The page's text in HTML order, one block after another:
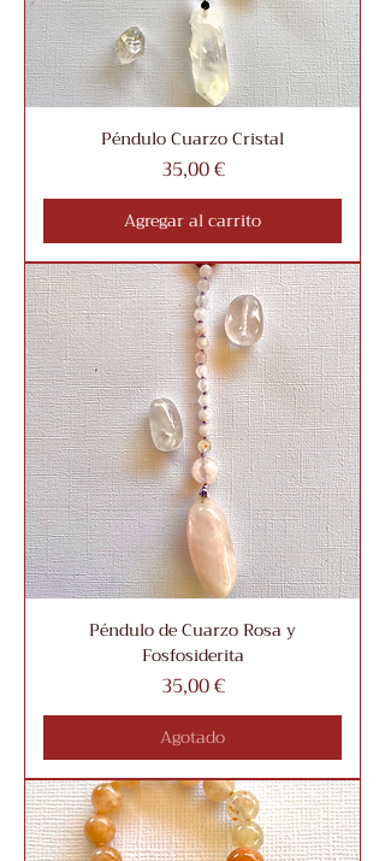
Péndulo Cuarzo Cristal
Precio
35,00 €
Agregar al carrito
Péndulo de Cuarzo Rosa y
Fosfosiderita
Precio
35,00 €
Agotado